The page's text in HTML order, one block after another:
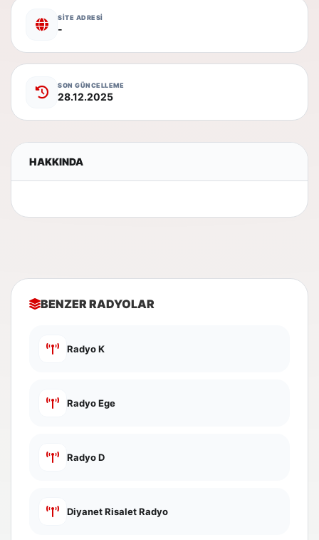
SİTE ADRESİ
-
SON GÜNCELLEME
28.12.2025
HAKKINDA
BENZER RADYOLAR
Radyo K
Radyo Ege
Radyo D
Diyanet Risalet Radyo